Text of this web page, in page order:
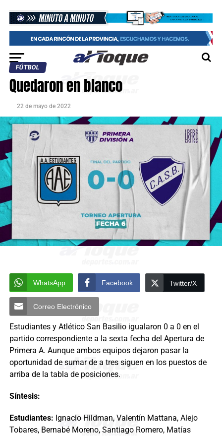
FÚTBOL
Quedaron en blanco
22 de mayo de 2022
WhatsApp Facebook Twitter/X
Correo Electrónico
Estudiantes y Atlético San Basilio igualaron 0 a 0 en el
partido correspondiente a la sexta fecha del Apertura de
Primera A. Aunque ambos equipos dejaron pasar la
oportunidad de sumar de a tres siguen en los puestos de
arriba de la tabla de posiciones.
Síntesis:
Estudiantes: Ignacio Hildman, Valentín Mattana, Alejo
Tobares, Bernabé Moreno, Santiago Romero, Matías